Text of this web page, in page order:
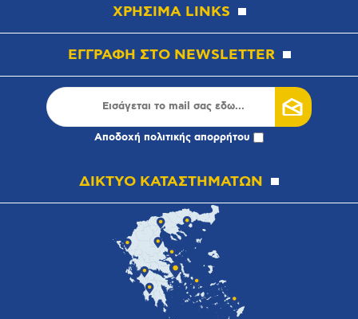
ΧΡΗΣΙΜΑ LINKS
ΕΓΓΡΑΦΗ ΣΤΟ NEWSLETTER
Αποδοχή πολιτικής απορρήτου
ΔΙΚΤΥΟ ΚΑΤΑΣΤΗΜΑΤΩΝ